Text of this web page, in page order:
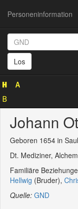
Personeninformation
Los
124493157)
Johann
Geboren 1654 in
Dt. Mediziner,
Familiäre
Hellwig (Bruder),
Quelle: GND